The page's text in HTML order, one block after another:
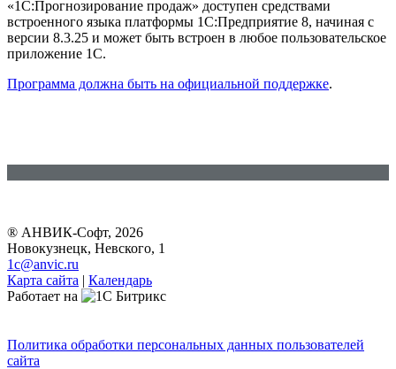
«1С:Прогнозирование продаж» доступен средствами
встроенного языка платформы 1С:Предприятие 8, начиная с
версии 8.3.25 и может быть встроен в любое пользовательское
приложение 1С.
Программа должна быть на официальной поддержке.
® АНВИК-Софт, 2026
Новокузнецк, Невского, 1
1c@anvic.ru
Карта сайта | Календарь
Работает на
Политика обработки персональных данных пользователей
сайта